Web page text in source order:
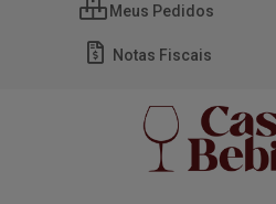
Meus Pedidos
Notas Fiscais